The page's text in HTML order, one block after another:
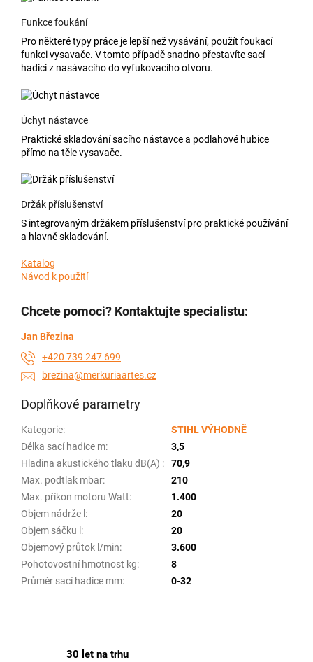
30 let na trhu
Funkce foukání
Pro některé typy práce je lepší než vysávání, použít foukací
funkci vysavače. V tomto případě snadno přestavíte sací
hadici z nasávacího do vyfukovacího otvoru.
Úchyt nástavce
Praktické skladování sacího nástavce a podlahové hubice
přímo na těle vysavače.
Držák příslušenství
S integrovaným držákem příslušenství pro praktické používání
a hlavně skladování.
Katalog
Návod k použití
Chcete pomoci? Kontaktujte specialistu:
Jan Březina
+420 739 247 699
brezina@merkuriaartes.cz
Doplňkové parametry
Kategorie:
STIHL VÝHODNĚ
Délka sací hadice m:
3,5
Hladina akustického tlaku dB(A) :
70,9
Max. podtlak mbar:
210
Max. příkon motoru Watt:
1.400
Objem nádrže l :
20
Objem sáčku l :
20
Objemový průtok l/min:
3.600
Pohotovostní hmotnost kg:
8
Průměr sací hadice mm: 0-32